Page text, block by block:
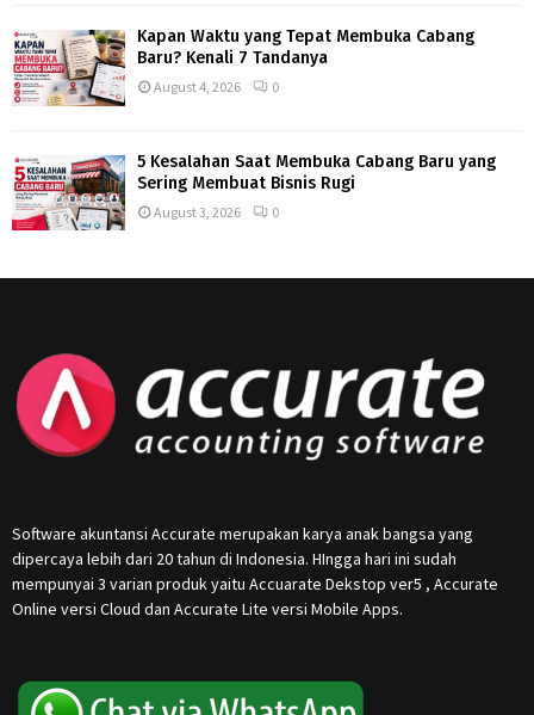
Kapan Waktu yang Tepat Membuka Cabang
Baru? Kenali 7 Tandanya
August 4, 2026 0
5 Kesalahan Saat Membuka Cabang Baru yang
Sering Membuat Bisnis Rugi
August 3, 2026 0
Software akuntansi Accurate merupakan karya anak bangsa yang
dipercaya lebih dari 20 tahun di Indonesia. HIngga hari ini sudah
mempunyai 3 varian produk yaitu Accuarate Dekstop ver5 , Accurate
Online versi Cloud dan Accurate Lite versi Mobile Apps.